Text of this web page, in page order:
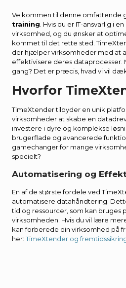
Velkommen til denne omfattende
training . Hvis du er IT-ansvarlig i
virksomhed, og du ønsker at
kommet til det rette sted.
der hjælper virksomheder med at
effektivisere deres dataprocesser.
gang? Det er præcis, hvad vi vil
Hvorfor
TimeXtender tilbyder en unik
virksomheder at skabe en
investere i dyre og komplekse
brugerflade og avancerede
gamechanger for mange
specielt?
Automatisering og
En af de største fordele ved
automatisere datahåndtering.
tid og ressourcer, som kan bruges
virksomheden. Hvis du vil lære
kan forberede din virksomhed på
her:TimeXtender og